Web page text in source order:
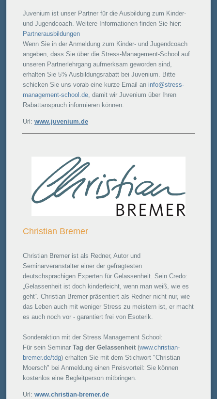
Juvenium ist unser Partner für die Ausbildung zum Kinder-
und Jugendcoach. Weitere Informationen finden Sie hier:
Partnerausbildungen
Wenn Sie in der Anmeldung zum Kinder- und Jugendcoach
angeben, dass Sie über die Stress-Management-School auf
unseren Partnerlehrgang aufmerksam geworden sind,
erhalten Sie 5% Ausbildungsrabatt bei Juvenium. Bitte
schicken Sie uns vorab eine kurze Email an info@stress-
management-school.de , damit wir Juvenium über Ihren
Rabattanspruch informieren können.
Url:www.juvenium.de
Christian Bremer
Christian Bremer ist als Redner, Autor und
Seminarveranstalter einer der gefragtesten
deutschsprachigen Experten für Gelassenheit. Sein Credo:
„Gelassenheit ist doch kinderleicht, wenn man weiß, wie es
geht“. Christian Bremer präsentiert als Redner nicht nur, wie
das Leben auch mit weniger Stress zu meistern ist, er macht
es auch noch vor - garantiert frei von Esoterik.
Sonderaktion mit der Stress Management School:
Für sein SeminarTag der Gelassenheit (www.christian-
bremer.de/tdg) erhalten Sie mit dem Stichwort "Christian
Moersch" bei Anmeldung einen Preisvorteil: Sie können
kostenlos eine Begleitperson mitbringen.
Url:www.christian-bremer.de